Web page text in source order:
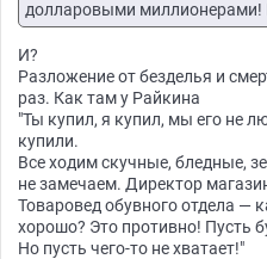
долларовыми миллионерами!
И?
Разложение от безделья и
раз. Как там у Райкина
"Ты купил, я купил, мы его не
купили.
Все ходим скучные, бледные,
не замечаем. Директор
Товаровед обувного отдела —
хорошо? Это противно! Пусть
Но пусть чего-то не хватает!"